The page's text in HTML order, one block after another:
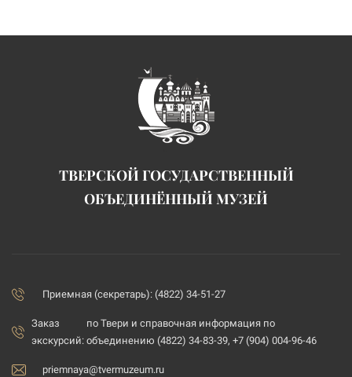
ТВЕРСКОЙ ГОСУДАРСТВЕННЫЙ
ОБЪЕДИНЁННЫЙ МУЗЕЙ
Приемная (секретарь): (4822) 34-51-27
Заказ
экскурсий:
по Твери и справочная информация по
объединению (4822) 34-83-39, +7 (904) 004-96-46
priemnaya@tvermuzeum.ru